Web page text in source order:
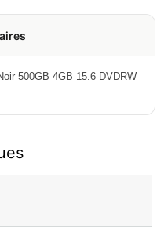
500GB 4GB 15.6 DVDRW